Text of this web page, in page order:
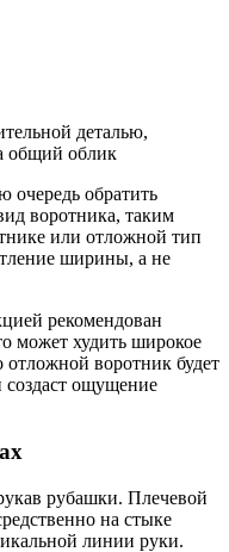
деталью,
общий облик
очередь обратить
воротника, таким
или отложной тип
ширины, а не
рекомендован
может худить широкое
воротник будет
ощущение
рубашки. Плечевой
на стыке
линии руки.